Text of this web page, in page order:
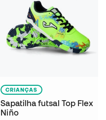
CRIANÇAS
Sapatilha futsal Top Flex
Niño